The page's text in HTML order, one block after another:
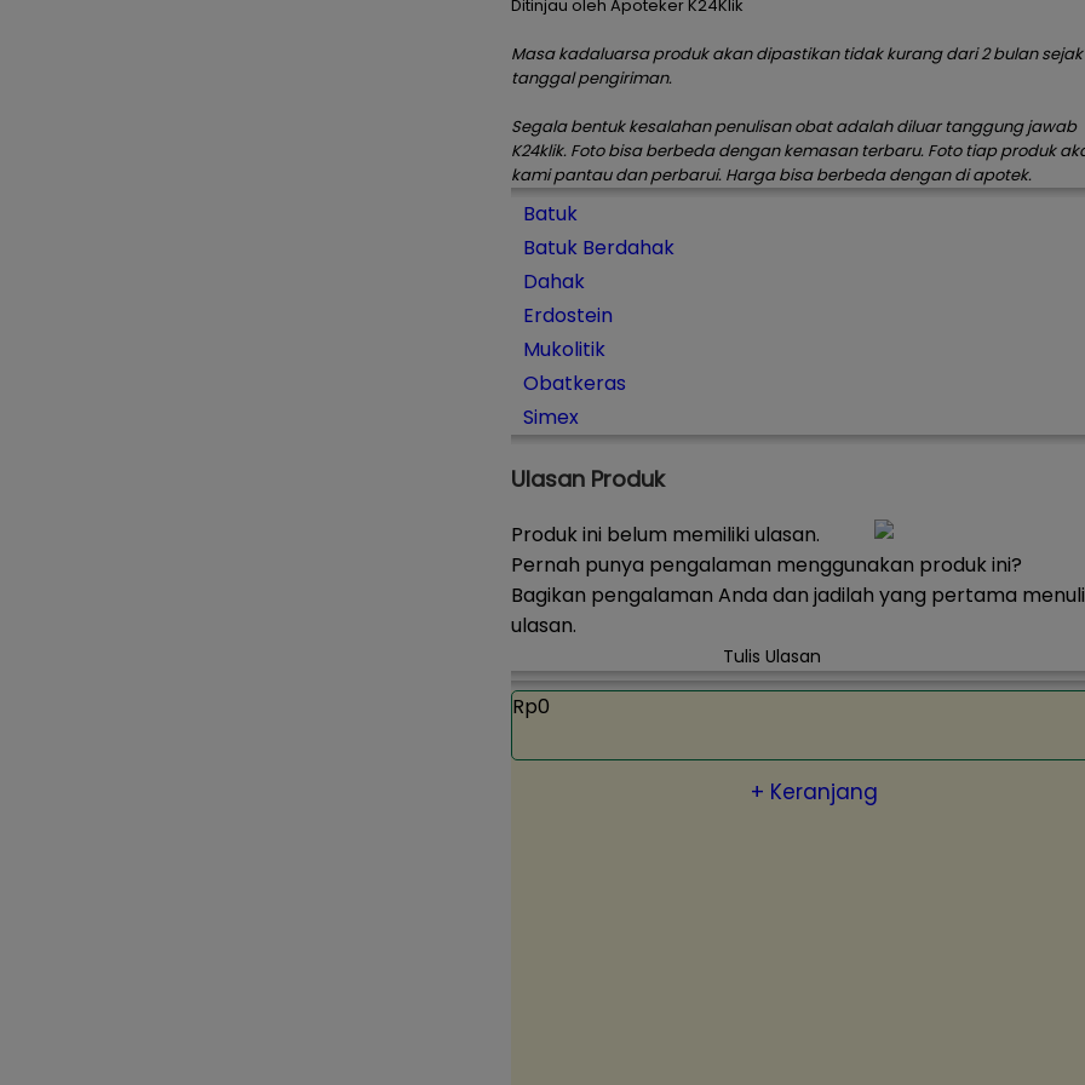
Ditinjau oleh Apoteker K24Klik
Masa kadaluarsa produk akan dipastikan tidak kurang dari 2 bulan sejak
tanggal pengiriman.
Segala bentuk kesalahan penulisan obat adalah diluar tanggung jawab
K24klik. Foto bisa berbeda dengan kemasan terbaru. Foto tiap produk
kami pantau dan perbarui. Harga bisa berbeda dengan di apotek.
Batuk
Batuk Berdahak
Dahak
Erdostein
Mukolitik
Obatkeras
Simex
Ulasan Produk
Produk ini belum memiliki ulasan.
Pernah punya pengalaman menggunakan produk ini?
Bagikan pengalaman Anda dan jadilah yang pertama
ulasan.
Tulis Ulasan
Rp0
+ Keranjang